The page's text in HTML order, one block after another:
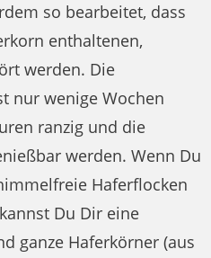
so bearbeitet, dass
enthaltenen,
werden. Die
nur wenige Wochen
ranzig und die
werden. Wenn Du
Haferflocken
Du Dir eine
ganze Haferkörner (aus